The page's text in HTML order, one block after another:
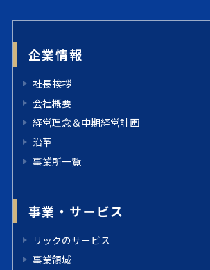
企業情報
社長挨拶
会社概要
経営理念＆中期経営計画
沿革
事業所一覧
事業・サービス
リックのサービス
事業領域